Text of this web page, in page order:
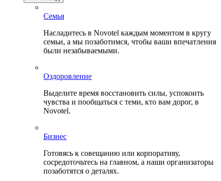
Семья
Насладитесь в Novotel каждым моментом в кругу
семьи, а мы позаботимся, чтобы ваши впечатления
были незабываемыми.
Оздоровление
Выделите время восстановить силы, успокоить
чувства и пообщаться с теми, кто вам дорог, в
Novotel.
Бизнес
Готовясь к совещанию или корпоративу,
сосредоточьтесь на главном, а наши организаторы
позаботятся о деталях.